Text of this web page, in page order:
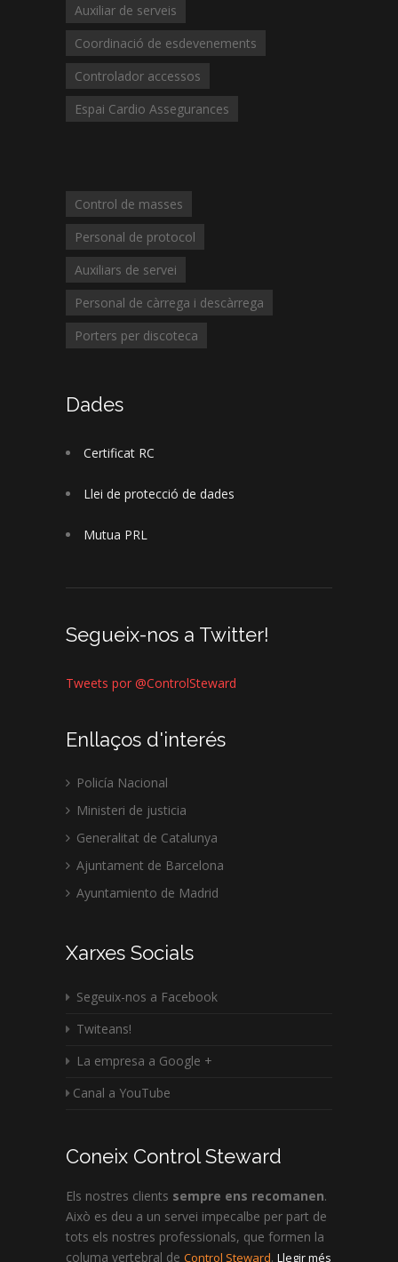
Auxiliar de serveis
Coordinació de esdevenements
Controlador accessos
Espai Cardio Assegurances
Control de masses
Personal de protocol
Auxiliars de servei
Personal de càrrega i descàrrega
Porters per discoteca
Dades
Certificat RC
Llei de protecció de dades
Mutua PRL
Segueix-nos a Twitter!
Tweets por @ControlSteward
Enllaços d'interés
Policía Nacional
Ministeri de justicia
Generalitat de Catalunya
Ajuntament de Barcelona
Ayuntamiento de Madrid
Xarxes Socials
Segeuix-nos a Facebook
Twiteans!
La empresa a Google +
Canal a YouTube
Coneix Control Steward
Els nostres clients sempre ens recomanen.
Això es deu a un servei impecalbe per part de
tots els nostres professionals, que formen la
columa vertebral de Control Steward. Llegir més